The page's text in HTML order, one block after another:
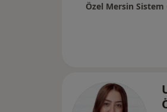
Özel Mersin Sistem